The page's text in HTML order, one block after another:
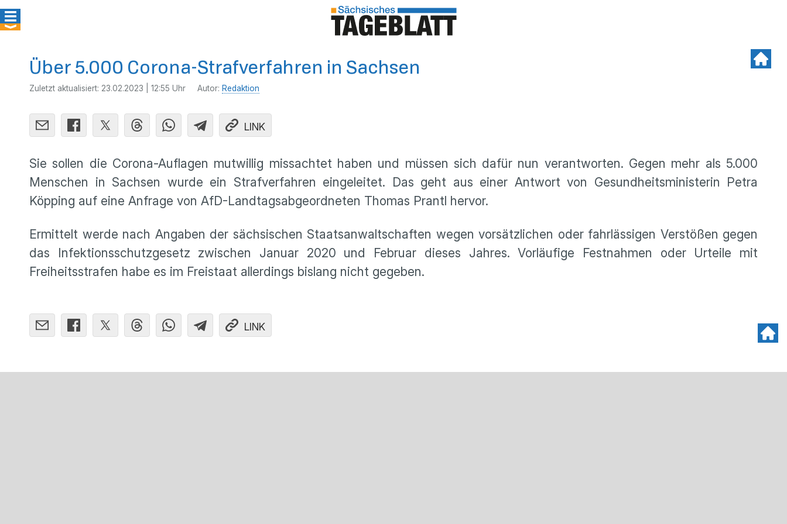
Über 5.000 Corona-Strafverfahren in Sachsen
Zuletzt aktualisiert: 23.02.2023 | 12:55 Uhr Autor: Redaktion
LINK
Sie sollen die Corona-Auflagen mutwillig missachtet haben und müssen sich dafür nun verantworten. Gegen mehr als 5.000
Menschen in Sachsen wurde ein Strafverfahren eingeleitet. Das geht aus einer Antwort von Gesundheitsministerin Petra
Köpping auf eine Anfrage von AfD-Landtagsabgeordneten Thomas Prantl hervor.
Ermittelt werde nach Angaben der sächsischen Staatsanwaltschaften wegen vorsätzlichen oder fahrlässigen Verstößen gegen
das Infektionsschutzgesetz zwischen Januar 2020 und Februar dieses Jahres. Vorläufige Festnahmen oder Urteile mit
Freiheitsstrafen habe es im Freistaat allerdings bislang nicht gegeben.
LINK